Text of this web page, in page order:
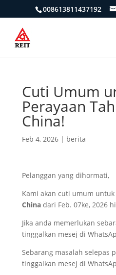
008613811437192
Cuti Umum
Perayaan
China!
Feb 4, 2026| berita
Pelanggan yang dihormati,
Kami akan cuti umum untuk
Chinadari Feb. 07ke, 2026
Jika anda memerlukan
tinggalkan mesej di
Sebarang masalah selepas
tinggalkan mesej di